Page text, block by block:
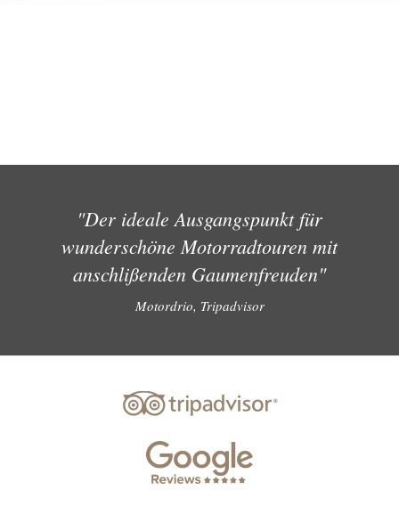
"Der ideale Ausgangspunkt für
wunderschöne Motorradtouren mit
anschlißenden Gaumenfreuden"
Motordrio, Tripadvisor